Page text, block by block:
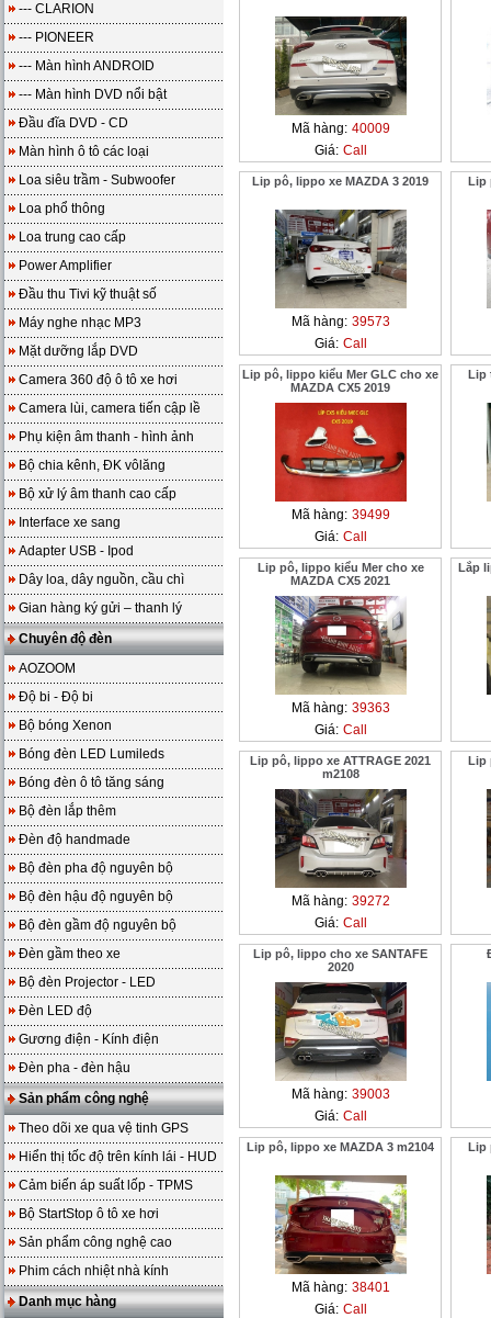
--- CLARION
--- PIONEER
--- Màn hình ANDROID
--- Màn hình DVD nổi bật
Đầu đĩa DVD - CD
Màn hình ô tô các loại
Loa siêu trầm - Subwoofer
Loa phổ thông
Loa trung cao cấp
Power Amplifier
Đầu thu Tivi kỹ thuật số
Máy nghe nhạc MP3
Mặt dưỡng lắp DVD
Camera 360 độ ô tô xe hơi
Camera lùi, camera tiến cập lề
Phụ kiện âm thanh - hình ảnh
Bộ chia kênh, ĐK vôlăng
Bộ xử lý âm thanh cao cấp
Interface xe sang
Adapter USB - Ipod
Dây loa, dây nguồn, cầu chì
Gian hàng ký gửi – thanh lý
Chuyên độ đèn
AOZOOM
Độ bi - Độ bi
Bộ bóng Xenon
Bóng đèn LED Lumileds
Bóng đèn ô tô tăng sáng
Bộ đèn lắp thêm
Đèn độ handmade
Bộ đèn pha độ nguyên bộ
Bộ đèn hậu độ nguyên bộ
Bộ đèn gầm độ nguyên bộ
Đèn gầm theo xe
Bộ đèn Projector - LED
Đèn LED độ
Gương điện - Kính điện
Đèn pha - đèn hậu
Sản phẩm công nghệ
Theo dõi xe qua vệ tinh GPS
Hiển thị tốc độ trên kính lái - HUD
Cảm biến áp suất lốp - TPMS
Bộ StartStop ô tô xe hơi
Sản phẩm công nghệ cao
Phim cách nhiệt nhà kính
Danh mục hàng
Mã hàng: 40009
Giá: Call
Lip pô, lippo xe MAZDA 3 2019
Mã hàng: 39573
Giá: Call
Lip
Lip pô, lippo kiểu Mer GLC cho xe
MAZDA CX5 2019
Mã hàng: 39499
Giá: Call
Lip
Lip pô, lippo kiểu Mer cho xe
MAZDA CX5 2021
Mã hàng: 39363
Giá: Call
Lắp
Lip pô, lippo xe ATTRAGE 2021
m2108
Mã hàng: 39272
Giá: Call
Lip
Lip pô, lippo cho xe SANTAFE
2020
Mã hàng: 39003
Giá: Call
Lip pô, lippo xe MAZDA 3 m2104
Mã hàng: 38401
Giá: Call
Lip